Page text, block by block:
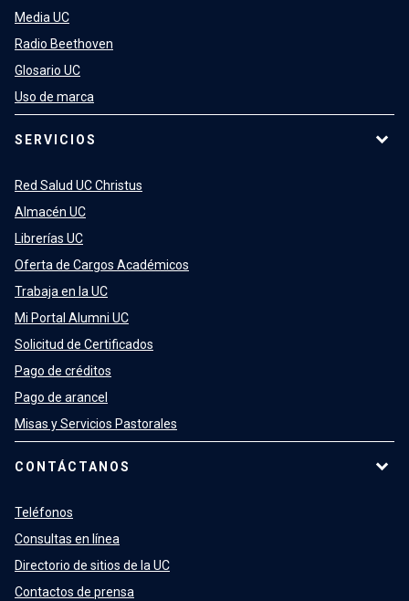
Media UC
Radio Beethoven
Glosario UC
Uso de marca
SERVICIOS
Red Salud UC Christus
Almacén UC
Librerías UC
Oferta de Cargos Académicos
Trabaja en la UC
Mi Portal Alumni UC
Solicitud de Certificados
Pago de créditos
Pago de arancel
Misas y Servicios Pastorales
CONTÁCTANOS
Teléfonos
Consultas en línea
Directorio de sitios de la UC
Contactos de prensa